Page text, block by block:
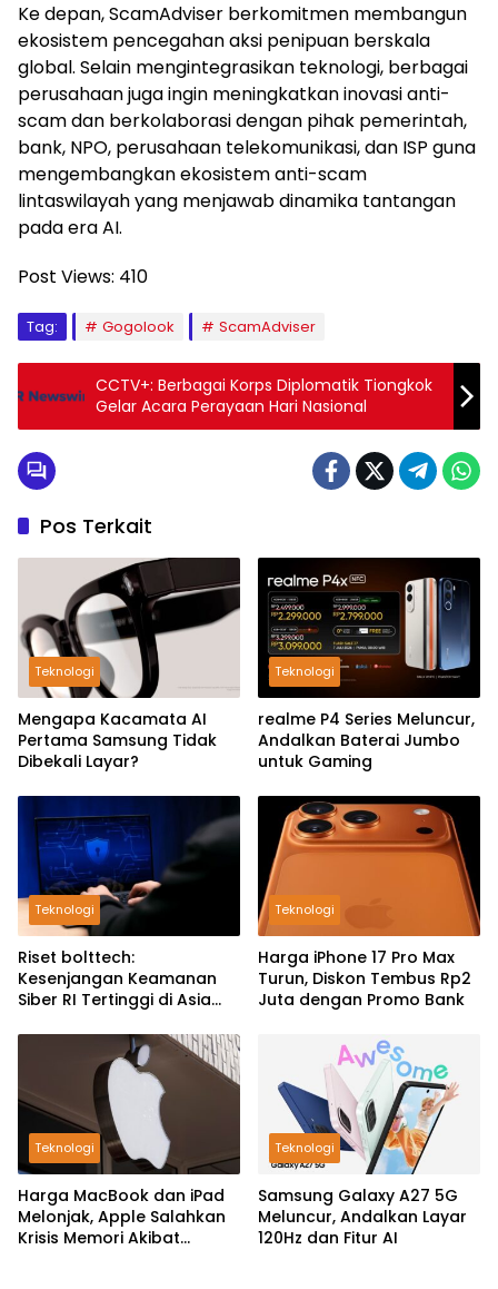
Ke depan, ScamAdviser berkomitmen membangun
ekosistem pencegahan aksi penipuan berskala
global. Selain mengintegrasikan teknologi, berbagai
perusahaan juga ingin meningkatkan inovasi anti-
scam dan berkolaborasi dengan pihak pemerintah,
bank, NPO, perusahaan telekomunikasi, dan ISP guna
mengembangkan ekosistem anti-scam
lintaswilayah yang menjawab dinamika tantangan
pada era AI.
Post Views: 410
Tag: Gogolook ScamAdviser
CCTV+: Berbagai Korps Diplomatik Tiongkok
Gelar Acara Perayaan Hari Nasional
Pos Terkait
Teknologi
Mengapa Kacamata AI
Pertama Samsung Tidak
Dibekali Layar?
Teknologi
realme P4 Series Meluncur,
Andalkan Baterai Jumbo
untuk Gaming
Teknologi
Riset bolttech:
Kesenjangan Keamanan
Siber RI Tertinggi di Asia
Teknologi
Harga iPhone 17 Pro Max
Turun, Diskon Tembus Rp2
Juta dengan Promo Bank
Teknologi
Harga MacBook dan iPad
Melonjak, Apple Salahkan
Krisis Memori Akibat
Teknologi
Samsung Galaxy A27 5G
Meluncur, Andalkan Layar
120Hz dan Fitur AI